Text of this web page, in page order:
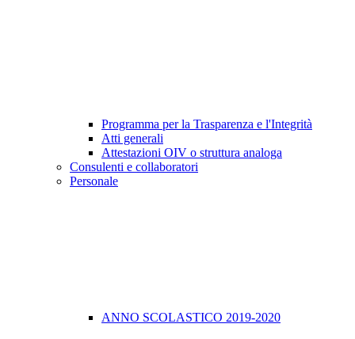
Programma per la Trasparenza e l'Integrità
Atti generali
Attestazioni OIV o struttura analoga
Consulenti e collaboratori
Personale
ANNO SCOLASTICO 2019-2020